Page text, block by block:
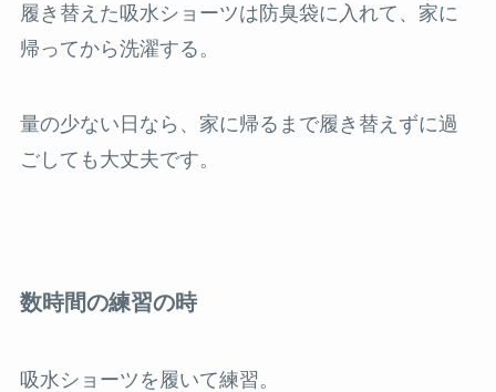
履き替えた吸水ショーツは防臭袋に入れて、家に
帰ってから洗濯する。
量の少ない日なら、家に帰るまで履き替えずに過
ごしても大丈夫です。
数時間の練習の時
吸水ショーツを履いて練習。